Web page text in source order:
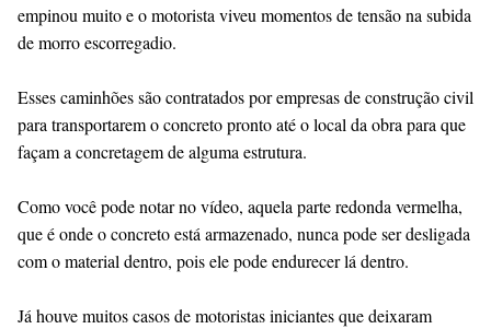
empinou muito e o motorista viveu momentos de tensão na subida
de morro escorregadio.
Esses caminhões são contratados por empresas de construção civil
para transportarem o concreto pronto até o local da obra para que
façam a concretagem de alguma estrutura.
Como você pode notar no vídeo, aquela parte redonda vermelha,
que é onde o concreto está armazenado, nunca pode ser desligada
com o material dentro, pois ele pode endurecer lá dentro.
Já houve muitos casos de motoristas iniciantes que deixaram